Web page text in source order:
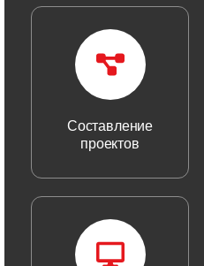
Составление
проектов